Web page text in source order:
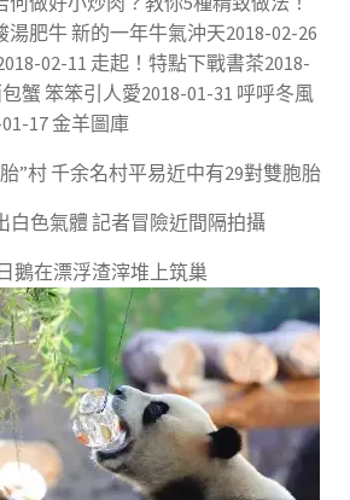
湯肥牛 新的一年牛氣沖天2018-02-26
02-11 走起！特點下戰書茶2018-
蟹 笨笨引人愛2018-01-31 呼呼冬風
17 金羊圖庫
”村 千余名村平易近中有29對雙胞胎
白色氣體 記者冒險近間隔拍攝
鵝在漂浮渣滓堆上筑巢